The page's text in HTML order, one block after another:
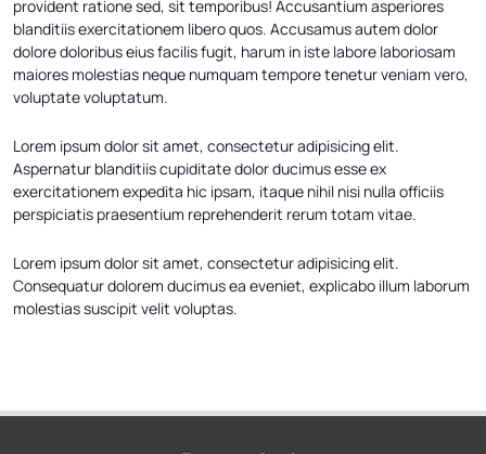
provident ratione sed, sit temporibus! Accusantium asperiores
blanditiis exercitationem libero quos. Accusamus autem dolor
dolore doloribus eius facilis fugit, harum in iste labore laboriosam
maiores molestias neque numquam tempore tenetur veniam vero,
voluptate voluptatum.
Lorem ipsum dolor sit amet, consectetur adipisicing elit.
Aspernatur blanditiis cupiditate dolor ducimus esse ex
exercitationem expedita hic ipsam, itaque nihil nisi nulla officiis
perspiciatis praesentium reprehenderit rerum totam vitae.
Lorem ipsum dolor sit amet, consectetur adipisicing elit.
Consequatur dolorem ducimus ea eveniet, explicabo illum laborum
molestias suscipit velit voluptas.